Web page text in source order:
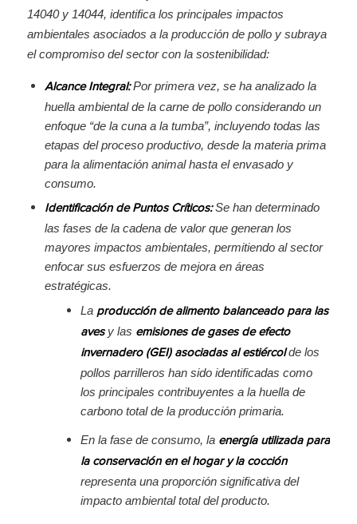
14040 y 14044, identifica los principales impactos
ambientales asociados a la producción de pollo y subraya
el compromiso del sector con la sostenibilidad:
Alcance Integral:Por primera vez, se ha analizado la
huella ambiental de la carne de pollo considerando un
enfoque “de la cuna a la tumba”, incluyendo todas las
etapas del proceso productivo, desde la materia prima
para la alimentación animal hasta el envasado y
consumo.
Identificación de Puntos Críticos:Se han determinado
las fases de la cadena de valor que generan los
mayores impactos ambientales, permitiendo al sector
enfocar sus esfuerzos de mejora en áreas
estratégicas.
La producción de alimento balanceado para las
avesy las emisiones de gases de efecto
invernadero (GEI) asociadas al estiércolde los
pollos parrilleros han sido identificadas como
los principales contribuyentes a la huella de
carbono total de la producción primaria.
En la fase de consumo, la energía utilizada para
la conservación en el hogar y la cocción
representa una proporción significativa del
impacto ambiental total del producto.